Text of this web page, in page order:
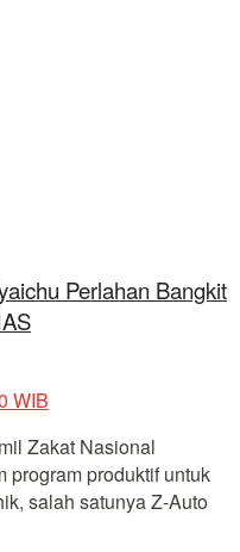
Perlahan Bangkit
WIB
Zakat Nasional
program produktif untuk
salah satunya Z-Auto